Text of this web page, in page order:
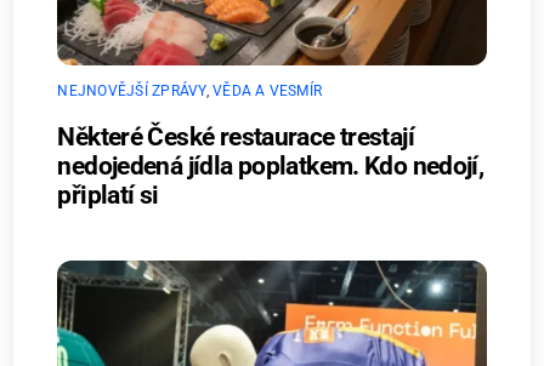
NEJNOVĚJŠÍ ZPRÁVY,VĚDA A VESMÍR
Některé České restaurace trestají
nedojedená jídla poplatkem. Kdo nedojí,
připlatí si